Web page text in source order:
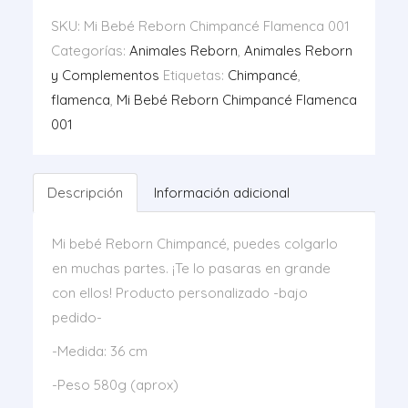
cantidad
SKU: Mi Bebé Reborn Chimpancé Flamenca 001
Categorías: Animales Reborn, Animales Reborn
y Complementos Etiquetas: Chimpancé,
flamenca, Mi Bebé Reborn Chimpancé Flamenca
001
Descripción Información adicional
Mi bebé Reborn Chimpancé, puedes colgarlo
en muchas partes. ¡Te lo pasaras en grande
con ellos! Producto personalizado -bajo
pedido-
-Medida: 36 cm
-Peso 580g (aprox)